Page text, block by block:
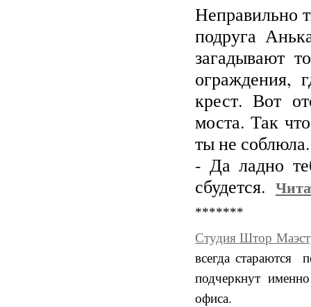
Неправильно
подруга
загадывают
ограждения,
крест. Вот
моста. Так
ты не
- Да ладно
сбудется.
*******
Студия Штор
всегда стараются
подчеркнут
офиса.